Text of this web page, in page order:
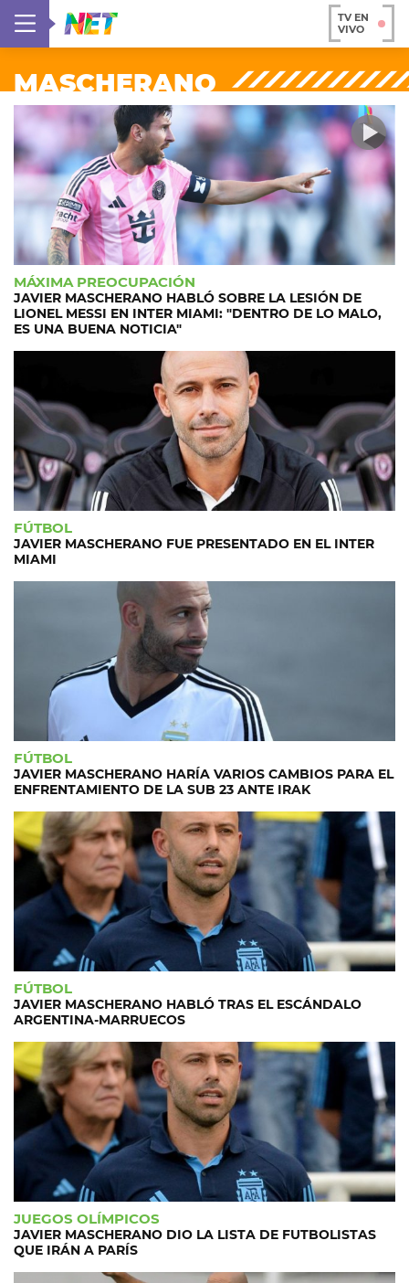
TV EN
VIVO
MASCHERANO
MÁXIMA PREOCUPACIÓN
JAVIER MASCHERANO HABLÓ SOBRE LA LESIÓN DE
LIONEL MESSI EN INTER MIAMI: "DENTRO DE LO MALO,
ES UNA BUENA NOTICIA"
FÚTBOL
JAVIER MASCHERANO FUE PRESENTADO EN EL INTER
MIAMI
FÚTBOL
JAVIER MASCHERANO HARÍA VARIOS CAMBIOS PARA EL
ENFRENTAMIENTO DE LA SUB 23 ANTE IRAK
FÚTBOL
JAVIER MASCHERANO HABLÓ TRAS EL ESCÁNDALO
ARGENTINA-MARRUECOS
JUEGOS OLÍMPICOS
JAVIER MASCHERANO DIO LA LISTA DE FUTBOLISTAS
QUE IRÁN A PARÍS